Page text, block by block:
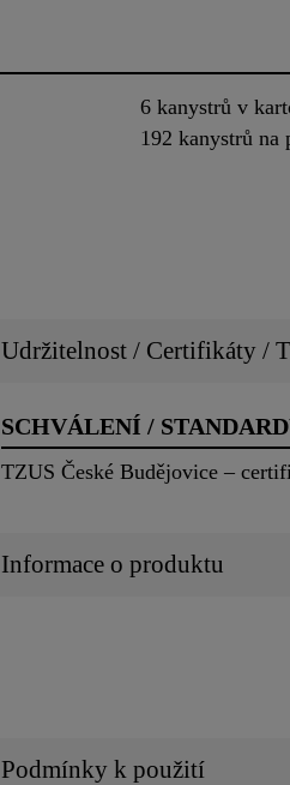
6 kanystrů v
192 kanystrů na
Udržitelnost / Certifikáty /
SCHVÁLENÍ /
TZUS České Budějovice –
Informace o produktu
Podmínky k použití